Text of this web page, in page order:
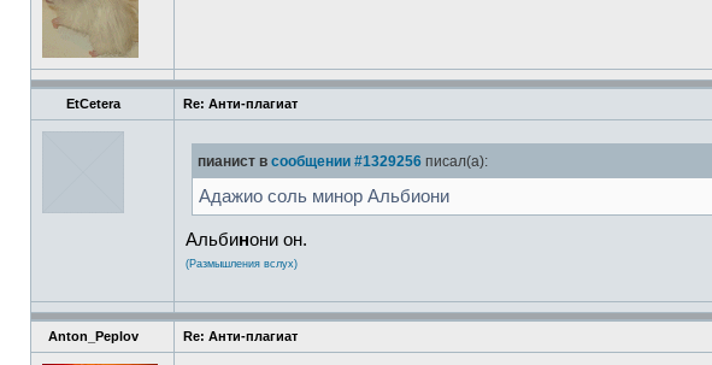
EtCetera Re: Анти-плагиат
пианист в сообщении #1329256 писал(а):
Адажио соль минор Альбиони
Альбинони он.
(Размышления вслух)
Anton_Peplov Re: Анти-плагиат